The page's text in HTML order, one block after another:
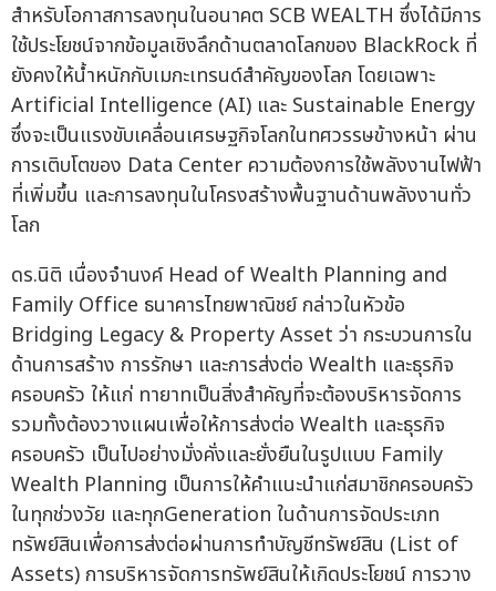
สำหรับโอกาสการลงทุนในอนาคต SCB WEALTH ซึ่งได้มีการ
ใช้ประโยชน์จากข้อมูลเชิงลึกด้านตลาดโลกของ BlackRock ที่
ยังคงให้น้ำหนักกับเมกะเทรนด์สำคัญของโลก โดยเฉพาะ
Artificial Intelligence (AI) และ Sustainable Energy
ซึ่งจะเป็นแรงขับเคลื่อนเศรษฐกิจโลกในทศวรรษข้างหน้า ผ่าน
การเติบโตของ Data Center ความต้องการใช้พลังงานไฟฟ้า
ที่เพิ่มขึ้น และการลงทุนในโครงสร้างพื้นฐานด้านพลังงานทั่ว
โลก
ดร.นิติ เนื่องจำนงค์ Head of Wealth Planning and
Family Office ธนาคารไทยพาณิชย์ กล่าวในหัวข้อ
Bridging Legacy & Property Asset ว่า กระบวนการใน
ด้านการสร้าง การรักษา และการส่งต่อ Wealth และธุรกิจ
ครอบครัว ให้แก่ ทายาทเป็นสิ่งสำคัญที่จะต้องบริหารจัดการ
รวมทั้งต้องวางแผนเพื่อให้การส่งต่อ Wealth และธุรกิจ
ครอบครัว เป็นไปอย่างมั่งคั่งและยั่งยืนในรูปแบบ Family
Wealth Planning เป็นการให้คำแนะนำแก่สมาชิกครอบครัว
ในทุกช่วงวัย และทุกGeneration ในด้านการจัดประเภท
ทรัพย์สินเพื่อการส่งต่อผ่านการทำบัญชีทรัพย์สิน (List of
Assets) การบริหารจัดการทรัพย์สินให้เกิดประโยชน์ การวาง